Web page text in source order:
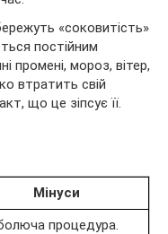
«соковитість»
постійним
промені, мороз, вітер,
втратить свій
що це зіпсує її.
Мінуси
процедура.